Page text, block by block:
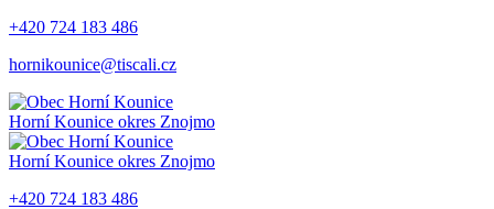
+420 724 183 486
hornikounice@tiscali.cz
Horní Kounice okres Znojmo
Horní Kounice okres Znojmo
+420 724 183 486